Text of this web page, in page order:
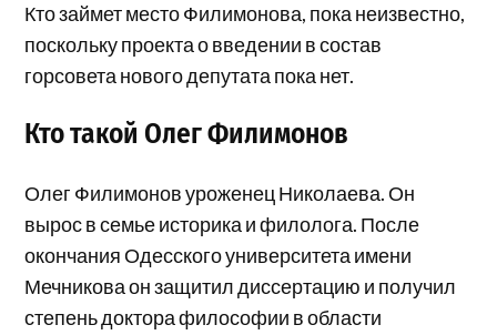
Кто займет место Филимонова, пока неизвестно,
поскольку проекта о введении в состав
горсовета нового депутата пока нет.
Кто такой Олег Филимонов
Олег Филимонов уроженец Николаева. Он
вырос в семье историка и филолога. После
окончания Одесского университета имени
Мечникова он защитил диссертацию и получил
степень доктора философии в области